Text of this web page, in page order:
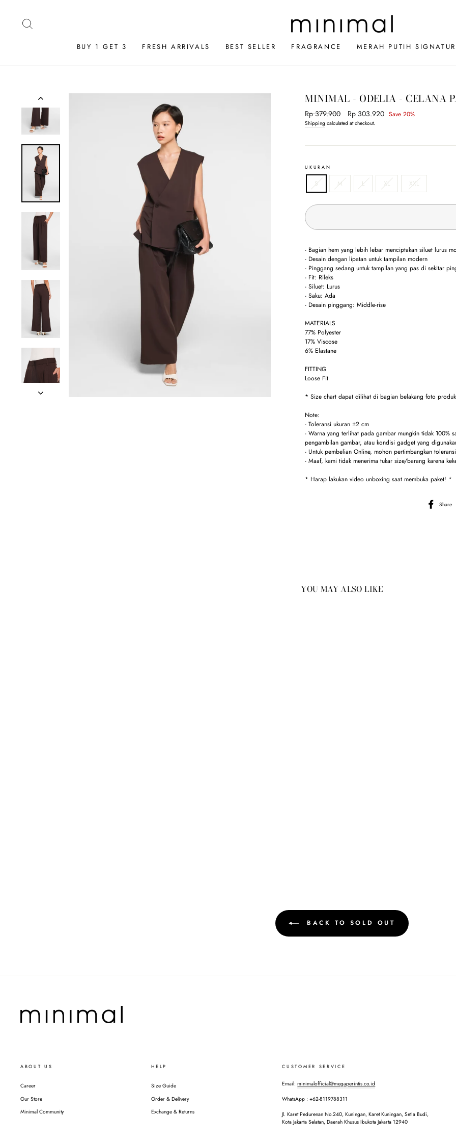
BUY 1 GET 3 FRESH ARRIVALS BEST SELLER FRAGRANCE MERAH PUTIH
MINIMAL - ODELIA - CELANA
Regular
price
Rp 379.900
Sale
price
Rp 303.920 Save 20%
Shipping calculated at checkout.
UKURAN
S M L XL XXL
- Bagian hem yang lebih lebar menciptakan siluet lurus
- Desain dengan lipatan untuk tampilan modern
- Pinggang sedang untuk tampilan yang pas di sekitar
- Fit: Rileks
- Siluet: Lurus
- Saku: Ada
- Desain pinggang: Middle-rise
MATERIALS
77% Polyester
17% Viscose
6% Elastane
FITTING
Loose Fit
* Size chart dapat dilihat di bagian belakang foto
Note:
- Toleransi ukuran ±2 cm
- Warna yang terlihat pada gambar mungkin tidak 100%
pengambilan gambar, atau kondisi gadget yang
- Untuk pembelian Online, mohon pertimbangkan
- Maaf, kami tidak menerima tukar size/barang karena
* Harap lakukan video unboxing saat membuka paket! *
Share
YOU MAY ALSO LIKE
BACK TO SOLD OUT
ABOUT US
Career
Our Store
Minimal Community
HELP
Size Guide
Order & Delivery
Exchange & Returns
CUSTOMER SERVICE
Email:minimalofficial@megaperintis.co.id
WhatsApp : +62-8119788311
Jl. Karet Pedurenan No.240, Kuningan, Karet Kuningan, Setia Budi,
Kota Jakarta Selatan, Daerah Khusus Ibukota Jakarta 12940